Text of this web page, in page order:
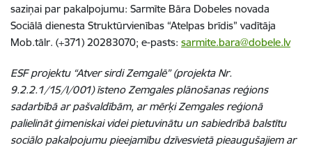
saziņai par pakalpojumu: Sarmīte Bāra Dobeles novada
Sociālā dienesta Struktūrvienības “Atelpas brīdis” vadītāja
Mob.tālr. (+371) 20283070; e-pasts: sarmite.bara@dobele.lv
ESF projektu “Atver sirdi Zemgalē” (projekta Nr.
9.2.2.1/15/I/001) īsteno Zemgales plānošanas reģions
sadarbībā ar pašvaldībām, ar mērķi Zemgales reģionā
palielināt ģimeniskai videi pietuvinātu un sabiedrībā balstītu
sociālo pakalpojumu pieejamību dzīvesvietā pieaugušajiem ar